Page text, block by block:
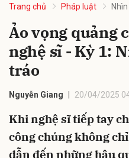
Trang chủ Pháp luật
Ảo vọng quảng
nghệ sĩ - Kỳ 1:
tráo
Nguyễn Giang 20/04/2025
Khi nghệ sĩ tiếp tay
công chúng không
dẫn đến những hậu